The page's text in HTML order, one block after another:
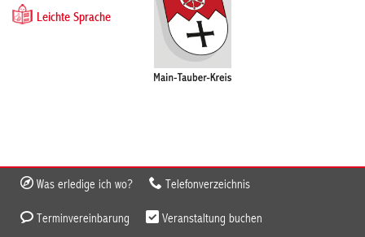
Leichte Sprache
Was erledige ich wo? Telefonverzeichnis
Terminvereinbarung Veranstaltung buchen